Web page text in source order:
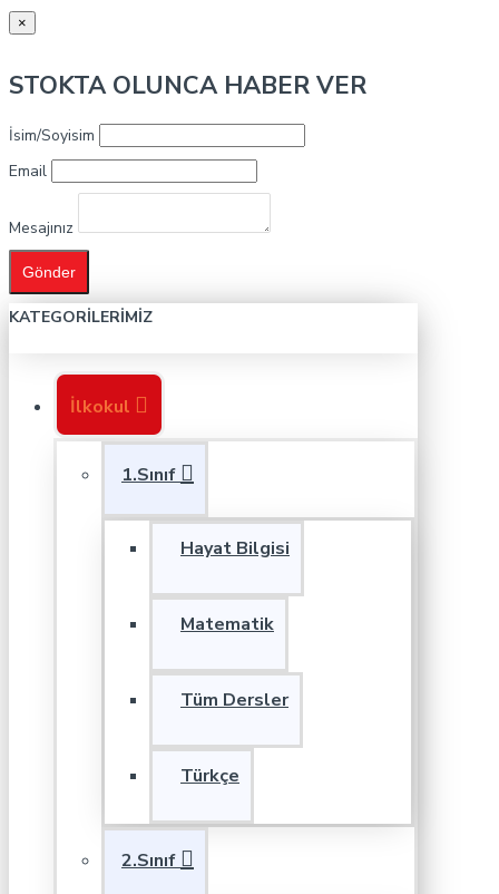
×
STOKTA OLUNCA HABER VER
İsim/Soyisim
Email
Mesajınız
Gönder
KATEGORILERIMIZ
İlkokul
1.Sınıf
Hayat Bilgisi
Matematik
Tüm Dersler
Türkçe
2.Sınıf